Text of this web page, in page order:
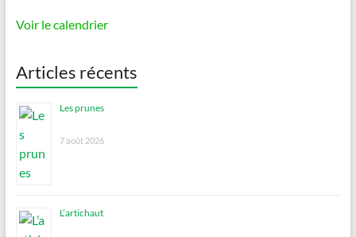
Voir le calendrier
Articles récents
Les prunes
7 août 2026
L’artichaut